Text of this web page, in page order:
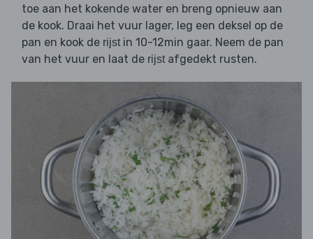
toe aan het kokende water en breng opnieuw aan
de kook. Draai het vuur lager, leg een deksel op de
pan en kook de rijstin 10-12min gaar. Neem de pan
van het vuur en laat de rijstafgedekt rusten.